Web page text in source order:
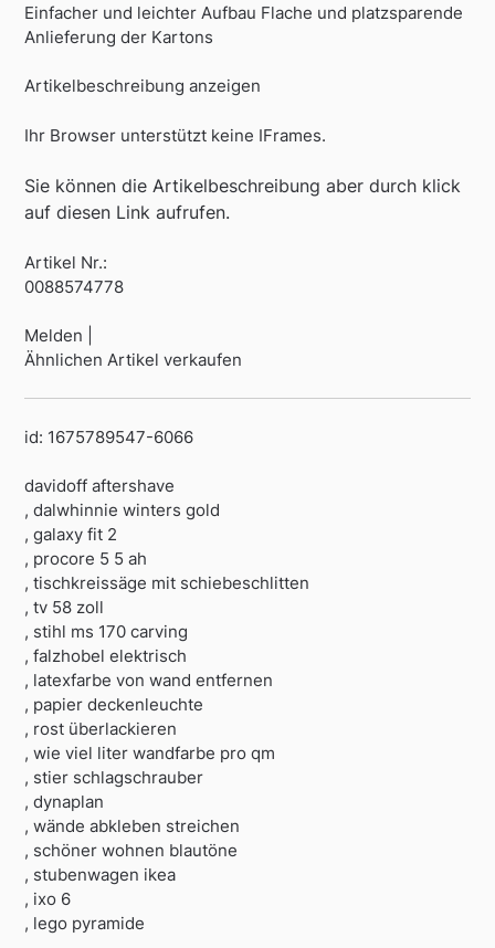
Einfacher und leichter Aufbau Flache und platzsparende
Anlieferung der Kartons
Artikelbeschreibung anzeigen
Ihr Browser unterstützt keine IFrames.
Sie können die Artikelbeschreibung aber durch klick
auf diesen Link aufrufen.
Artikel Nr.:
0088574778
Melden |
Ähnlichen Artikel verkaufen
id: 1675789547-6066
davidoff aftershave
, dalwhinnie winters gold
, galaxy fit 2
, procore 5 5 ah
, tischkreissäge mit schiebeschlitten
, tv 58 zoll
, stihl ms 170 carving
, falzhobel elektrisch
, latexfarbe von wand entfernen
, papier deckenleuchte
, rost überlackieren
, wie viel liter wandfarbe pro qm
, stier schlagschrauber
, dynaplan
, wände abkleben streichen
, schöner wohnen blautöne
, stubenwagen ikea
, ixo 6
, lego pyramide